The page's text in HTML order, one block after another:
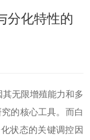
分化特性的
其无限增殖能力和多
的核心工具。而白
状态的关键调控因